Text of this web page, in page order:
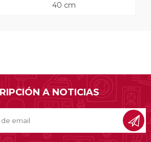
40 cm
A NOTICIAS